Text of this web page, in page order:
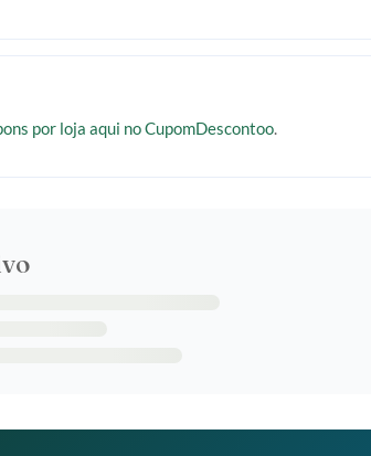
por loja aqui no CupomDescontoo.